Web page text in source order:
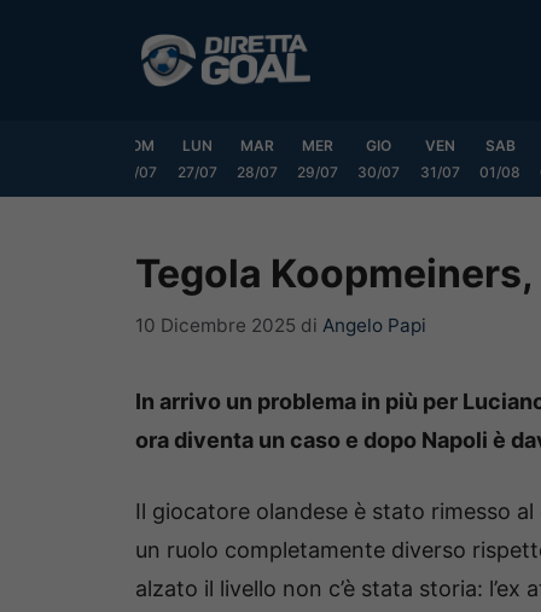
DOM
26/07
LUN
27/07
MAR
28/07
MER
29/07
GIO
30/07
VEN
31/07
SAB
01/08
Tegola
10 Dicembre 2025 di Angelo Papi
In arrivo un problema in più per
ora diventa un caso e dopo Napoli è
Il giocatore olandese è stato rimesso
un ruolo completamente diverso
alzato il livello non c’è stata storia: